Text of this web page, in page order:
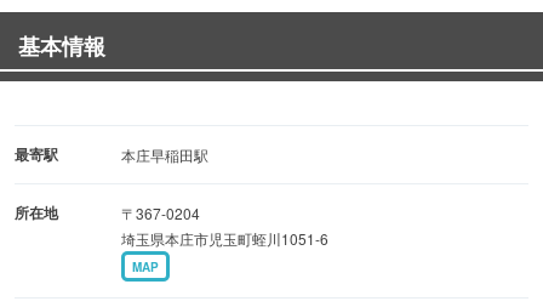
基本情報
最寄駅 本庄早稲田駅
所在地
〒367-0204
埼玉県本庄市児玉町蛭川1051-6
MAP